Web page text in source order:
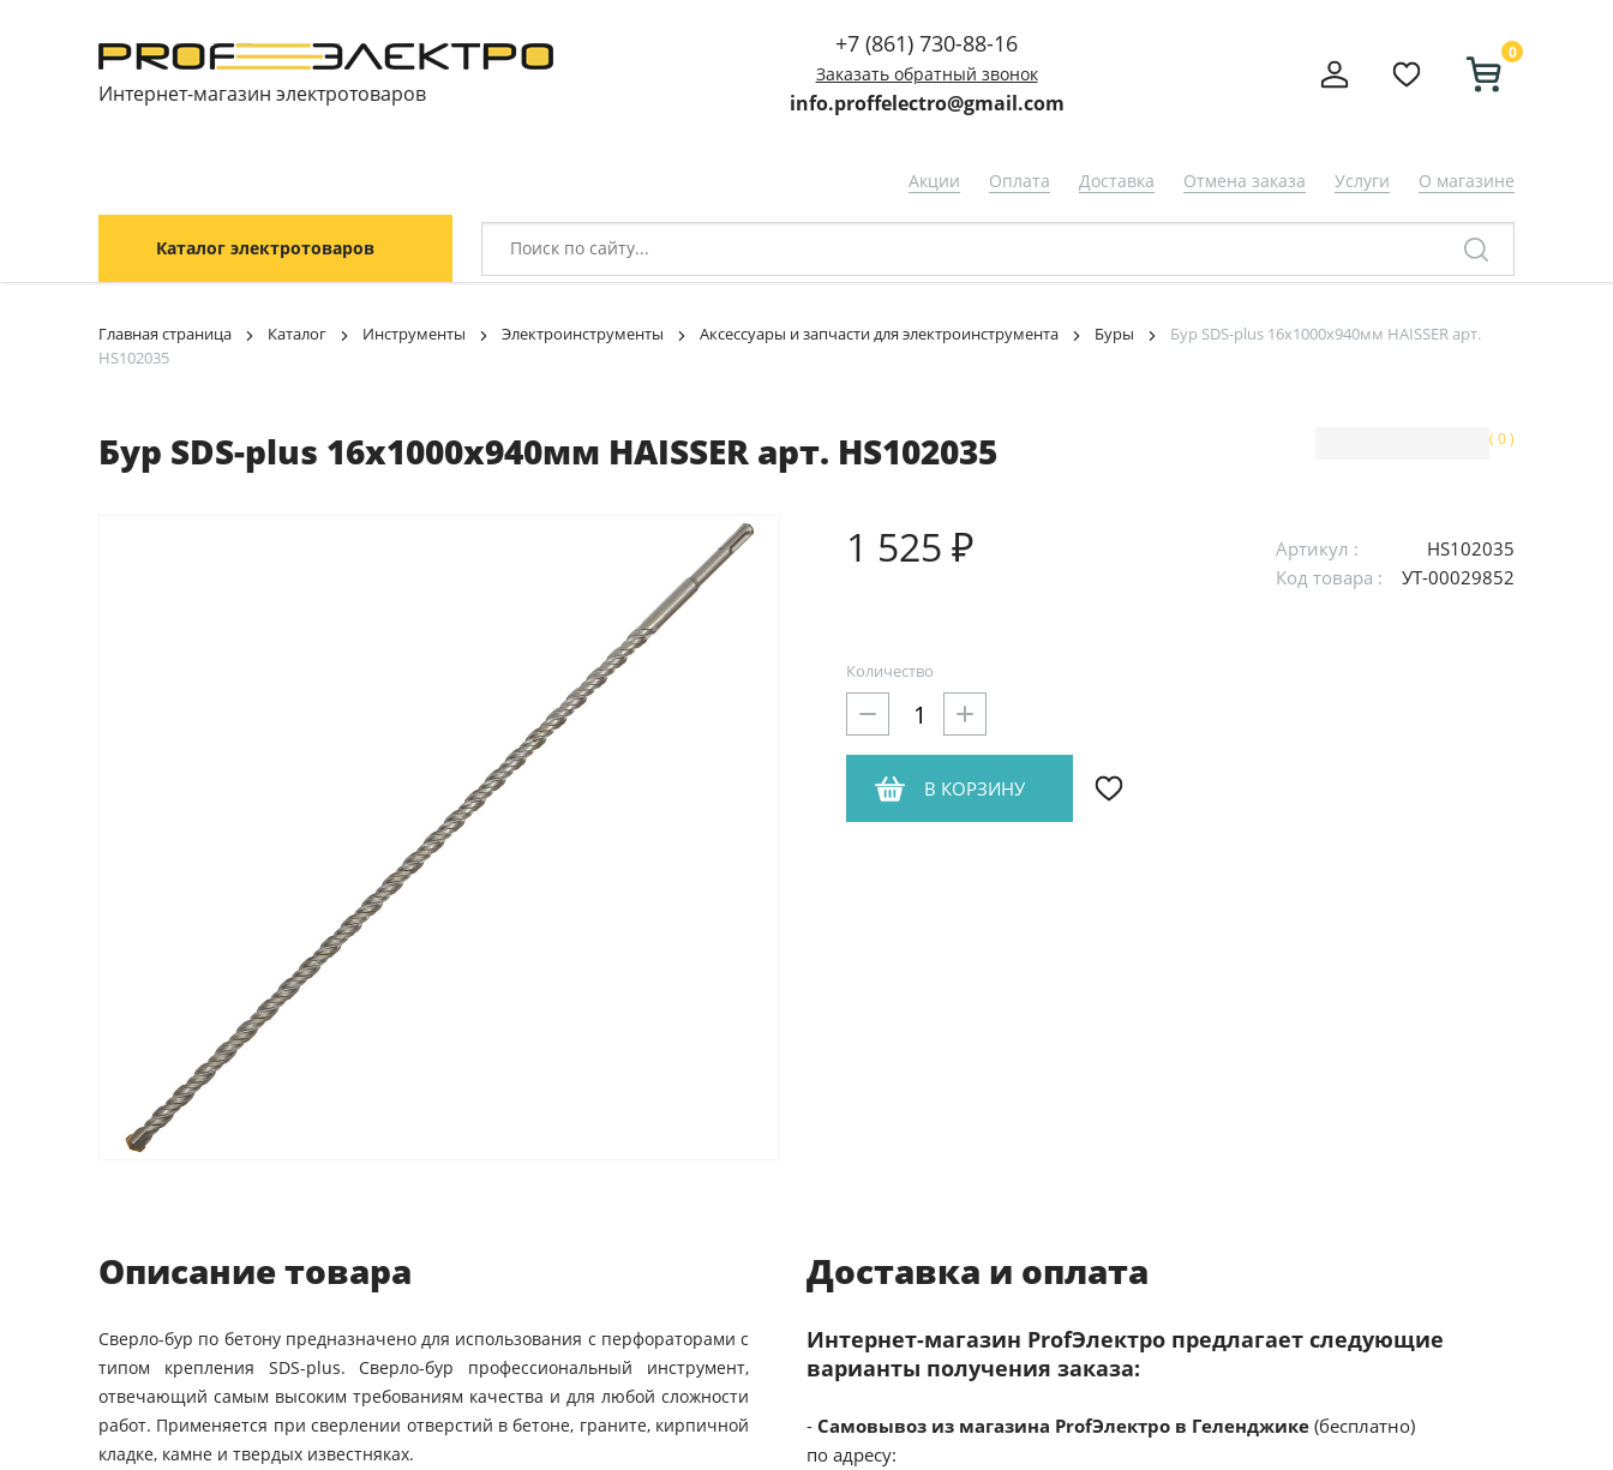
Интернет-магазин электротоваров
+7 (861) 730-88-16
Заказать обратный звонок
info.proffelectro@gmail.com
0
Акции Оплата Доставка Отмена заказа Услуги О магазине
Каталог электротоваров
Главная страница Каталог Инструменты Электроинструменты Аксессуары и запчасти для электроинструмента Буры
Бур SDS-plus 16х1000х940мм HAISSER арт.
HS102035
Бур SDS-plus 16х1000х940мм HAISSER арт. HS102035 ( 0 )
1 525 ₽ Артикул :
HS102035
Код товара :
УТ-00029852
Количество
В КОРЗИНУ
Описание товара
Сверло-бур по бетону предназначено для использования с перфораторами с
типом крепления SDS-plus. Сверло-бур профессиональный инструмент,
отвечающий самым высоким требованиям качества и для любой сложности
работ. Применяется при сверлении отверстий в бетоне, граните, кирпичной
кладке, камне и твердых известняках.
Доставка и оплата
Интернет-магазин ProfЭлектро предлагает следующие
варианты получения заказа:
- Самовывоз из магазина ProfЭлектро в Геленджике (бесплатно)
по адресу: